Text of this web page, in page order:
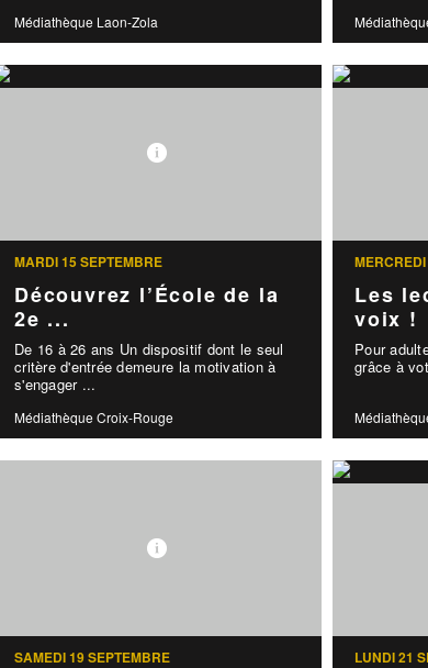
Médiathèque Laon-Zola
MARDI 15 SEPTEMBRE
Découvrez l’École de la
2e ...
De 16 à 26 ans Un dispositif dont le seul
critère d'entrée demeure la motivation à
s'engager ...
Médiathèque Croix-Rouge
Les
voix !
Pour
grâce à
SAMEDI 19 SEPTEMBRE LUNDI 21